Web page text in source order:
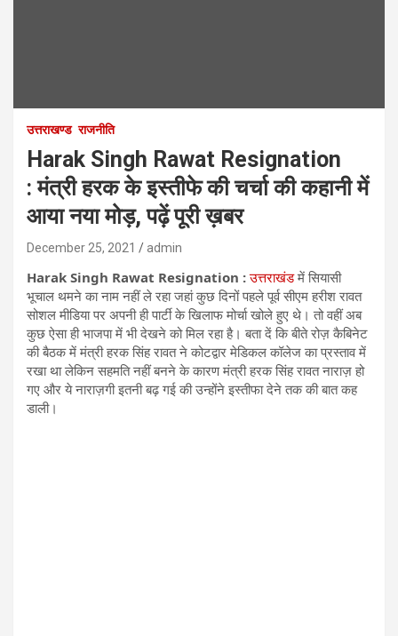
उत्तराखण्ड राजनीति
Harak Singh Rawat Resignation
: मंत्री ​हरक के इस्तीफे की चर्चा की कहानी में
आया नया मोड़, पढ़ें पूरी ख़बर
December 25, 2021 admin
Harak Singh Rawat Resignation :उत्तराखंडमें सियासी
भूचाल थमने का नाम नहीं ले रहा जहां कुछ दिनों पहले पूर्व सीएम हरीश रावत
सोशल मीडिया पर अपनी ही पार्टी के खिलाफ मोर्चा खोले हुए थे। तो वहीं अब
कुछ ऐसा ही भाजपा में भी देखने को मिल रहा है। बता दें कि बीते रोज़ कैबिनेट
की बैठक में मंत्री हरक सिंह रावत ने कोटद्वार मेडिकल कॉलेज का प्रस्ताव में
रखा था लेकिन सहमति नहीं बनने के कारण मंत्री हरक सिंह रावत नाराज़ हो
गए और ये नाराज़गी इतनी बढ़ गई की उन्होंने इस्तीफा देने तक की बात कह
डाली।